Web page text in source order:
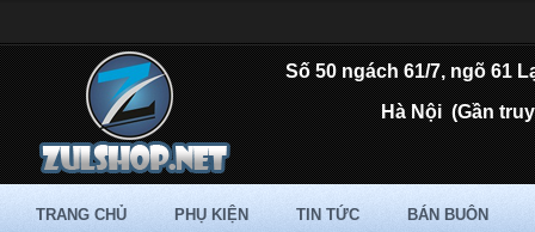
Số 50 ngách 61/7, ngõ 61
Hà Nội (Gần
TRANG CHỦ PHỤ KIỆN TIN TỨC BÁN BUÔN